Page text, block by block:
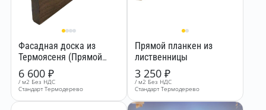
Фасадная доска из
Термоясеня (Прямой
планкен) 900-3000 мм
6 600 ₽
/ м2 Без НДС
Стандарт Термодерево
Прямой планкен из
лиственницы
3 250 ₽
/ м2 Без НДС
Стандарт Термодерево